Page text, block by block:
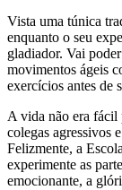
Vista uma túnica
enquanto o seu
gladiador. Vai
movimentos ágeis
exercícios antes de
A vida não era fácil
colegas agressivos
Felizmente, a
experimente as
emocionante, a